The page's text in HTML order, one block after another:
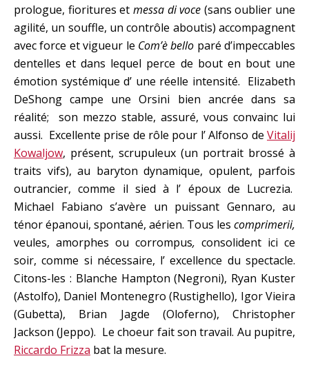
prologue, fioritures et messa di voce (sans oublier une
agilité, un souffle, un contrôle aboutis) accompagnent
avec force et vigueur le Com’è bello paré d’impeccables
dentelles et dans lequel perce de bout en bout une
émotion systémique d’ une réelle intensité. Elizabeth
DeShong campe une Orsini bien ancrée dans sa
réalité; son mezzo stable, assuré, vous convainc lui
aussi. Excellente prise de rôle pour l’ Alfonso de Vitalij
Kowaljow, présent, scrupuleux (un portrait brossé à
traits vifs), au baryton dynamique, opulent, parfois
outrancier, comme il sied à l’ époux de Lucrezia.
Michael Fabiano s’avère un puissant Gennaro, au
ténor épanoui, spontané, aérien. Tous les comprimerii,
veules, amorphes ou corrompus, consolident ici ce
soir, comme si nécessaire, l’ excellence du spectacle.
Citons-les : Blanche Hampton (Negroni), Ryan Kuster
(Astolfo), Daniel Montenegro (Rustighello), Igor Vieira
(Gubetta), Brian Jagde (Oloferno), Christopher
Jackson (Jeppo). Le choeur fait son travail. Au pupitre,
Riccardo Frizza bat la mesure.